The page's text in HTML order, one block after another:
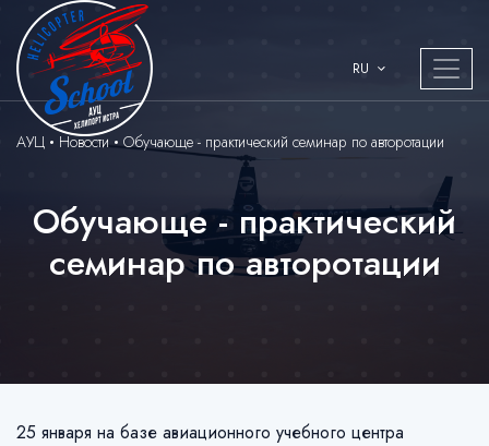
RU
АУЦ Новости Обучающе - практический семинар по авторотации
Обучающе - практический
семинар по авторотации
25 января на базе авиационного учебного центра